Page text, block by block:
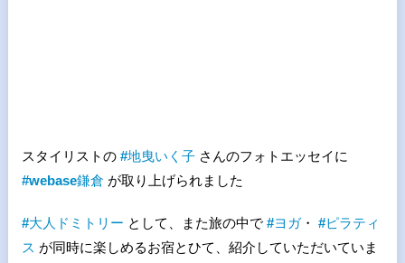
スタイリストの #地曳いく子さんのフォトエッセイに
#webase鎌倉 が取り上げられました
#大人ドミトリー として、また旅の中で #ヨガ・ #ピラティ
ス が同時に楽しめるお宿とひて、紹介していただいていま